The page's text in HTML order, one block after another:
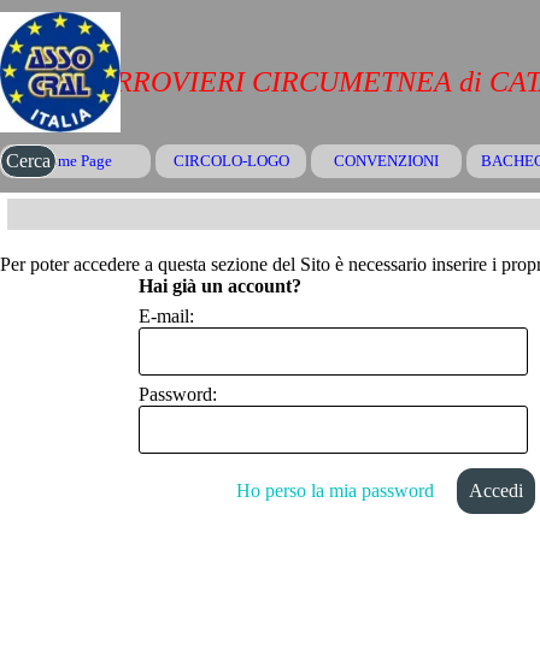
Vai ai contenuti
Salta menù
Home Page CIRCOLO-LOGO ▼
CONVENZIONI
CRAL FERROVIERI CIRCUMETNEA di
Cerca
Per poter accedere a questa sezione del Sito è necessario inserire i
Hai già un account?
E-mail:
Password:
Ho perso la mia password